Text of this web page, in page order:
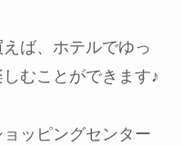
ば、ホテルでゆっ
むことができます♪
ッピングセンター